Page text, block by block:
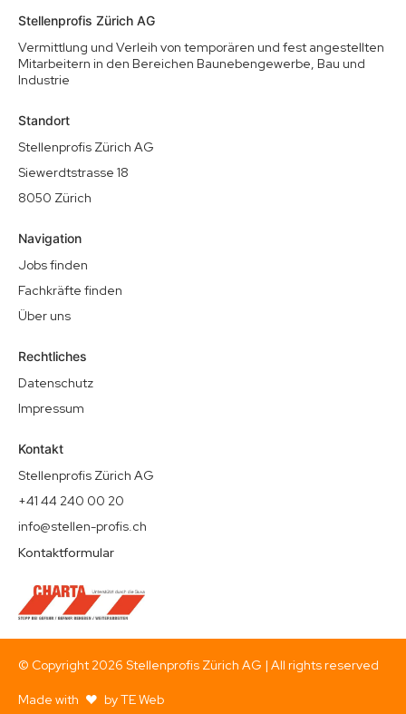
Stellenprofis Zürich AG
Vermittlung und Verleih von temporären und fest angestellten
Mitarbeitern in den Bereichen Baunebengewerbe, Bau und
Industrie
Standort
Stellenprofis Zürich AG
Siewerdtstrasse 18
8050 Zürich
Navigation
Jobs finden
Fachkräfte finden
Über uns
Rechtliches
Datenschutz
Impressum
Kontakt
Stellenprofis Zürich AG
+41 44 240 00 20
info@stellen-profis.ch
Kontaktformular
© Copyright 2026 Stellenprofis Zürich AG | All rights reserved
Made with by TE Web